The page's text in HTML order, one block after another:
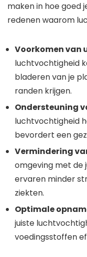
maken in hoe goed
redenen waarom
Voorkomen van
luchtvochtigheid
bladeren van je
randen krijgen.
Ondersteuning
luchtvochtigheid
bevordert een
Vermindering
omgeving met de
ervaren minder
ziekten.
Optimale
juiste
voedingsstoffen